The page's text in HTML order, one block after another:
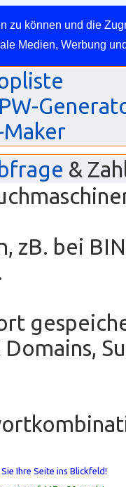
zu können und die
Medien, Werbung
PW-
Maker
&
zB. bei
Ihre Seite ins Blickfeld!